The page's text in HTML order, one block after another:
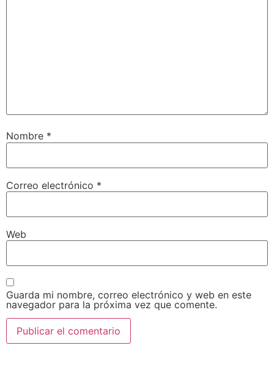
Nombre *
Correo electrónico *
Web
Guarda mi nombre, correo electrónico y web en este
navegador para la próxima vez que comente.